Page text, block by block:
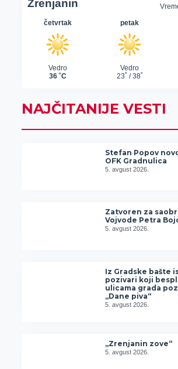
NAJČITANIJE VESTI
Stefan Popov
OFK Gradnulica
5. avgust 2026.
Zatvoren za
Vojvode Petra
5. avgust 2026.
Iz Gradske bašte
pozivari koji
ulicama grada
„Dane piva“
5. avgust 2026.
„Zrenjanin zove“
5. avgust 2026.